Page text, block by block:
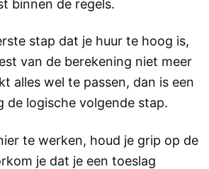
binnen de regels.
stap dat je huur te hoog is,
van de berekening niet meer
alles wel te passen, dan is een
de logische volgende stap.
te werken, houd je grip op de
je dat je een toeslag